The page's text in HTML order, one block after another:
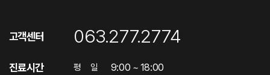
고객센터 063.277.2774
진료시간 평 일 9:00 ~ 18:00